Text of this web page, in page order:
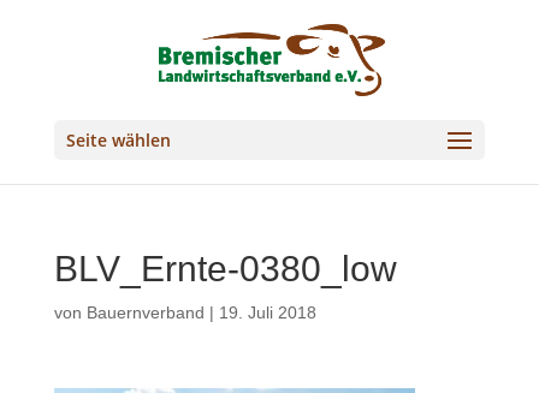
Seite wählen
BLV_Ernte-0380_low
von Bauernverband | 19. Juli 2018